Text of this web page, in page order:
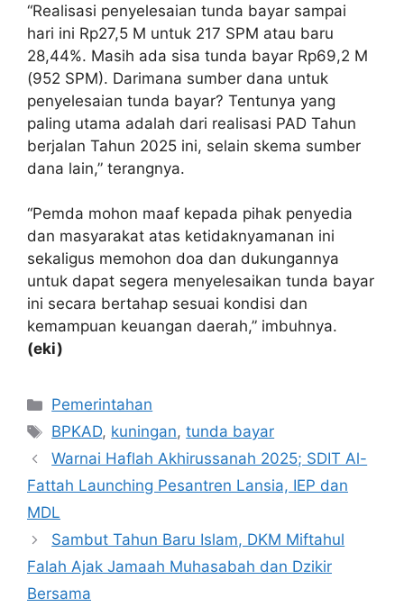
“Realisasi penyelesaian tunda bayar sampai
hari ini Rp27,5 M untuk 217 SPM atau baru
28,44%. Masih ada sisa tunda bayar Rp69,2 M
(952 SPM). Darimana sumber dana untuk
penyelesaian tunda bayar? Tentunya yang
paling utama adalah dari realisasi PAD Tahun
berjalan Tahun 2025 ini, selain skema sumber
dana lain,” terangnya.
“Pemda mohon maaf kepada pihak penyedia
dan masyarakat atas ketidaknyamanan ini
sekaligus memohon doa dan dukungannya
untuk dapat segera menyelesaikan tunda bayar
ini secara bertahap sesuai kondisi dan
kemampuan keuangan daerah,” imbuhnya.
(eki)
Kategori
Pemerintahan
Tag
BPKAD, kuningan,tunda bayar
Warnai Haflah Akhirussanah 2025; SDIT Al-
Fattah Launching Pesantren Lansia, IEP dan
MDL
Sambut Tahun Baru Islam, DKM Miftahul
Falah Ajak Jamaah Muhasabah dan Dzikir
Bersama